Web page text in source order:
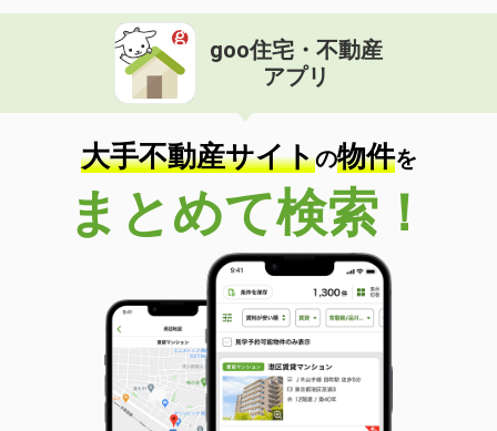
goo住宅・不動産
アプリ
大手不動産サイトの物件を
まとめて検索！